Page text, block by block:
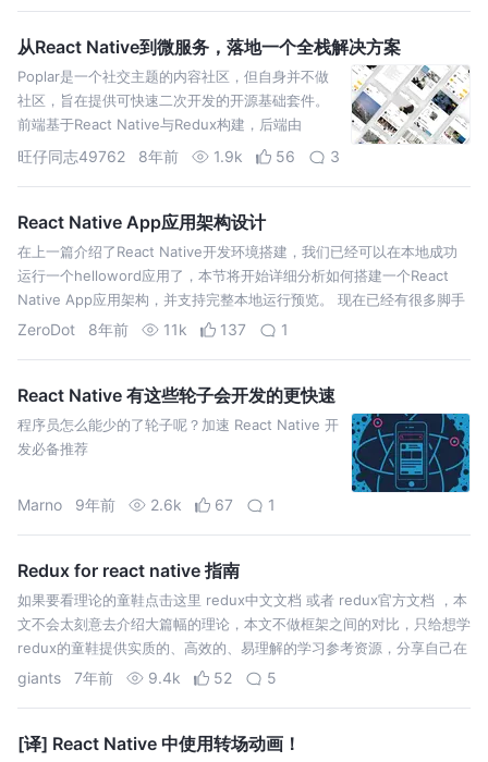
从React Native到微服务，落地一个全栈解决方案
Poplar是一个社交主题的内容社区，但自身并不做
社区，旨在提供可快速二次开发的开源基础套件。
前端基于React Native与Redux构建，后端由
Spring Boot、Dubbo、Zookeeper组成微服务对
旺仔同志49762 8年前 1.9k 56 3
React Native App应用架构设计
在上一篇介绍了React Native开发环境搭建，我们已经可以在本地成功
运行一个helloword应用了，本节将开始详细分析如何搭建一个React
Native App应用架构，并支持完整本地运行预览。 现在已经有很多脚手
架工具，如ignite，支持一键创建一个React N…
ZeroDot 8年前 11k 137 1
React Native 有这些轮子会开发的更快速
程序员怎么能少的了轮子呢？加速 React Native 开
发必备推荐
Marno 9年前 2.6k 67 1
Redux for react native 指南
如果要看理论的童鞋点击这里 redux中文文档 或者 redux官方文档 ，本
文不会太刻意去介绍大篇幅的理论，本文不做框架之间的对比，只给想学
redux的童鞋提供实质的、高效的、易理解的学习参考资源，分享自己在
学习过程中的得到。文章更新完后会比较长，请耐心阅读理解，仔细品
giants 7年前 9.4k 52 5
[译] React Native 中使用转场动画！